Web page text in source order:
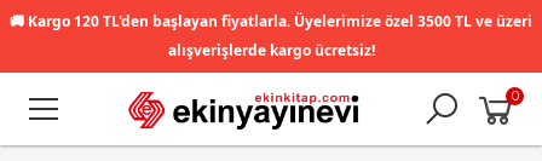
🚚 Kargo 120 TL'den başlayan fiyatlarla. Üyelerimize özel 3500 TL ve üzeri
alışverişlerde kargo ücretsiz!
0